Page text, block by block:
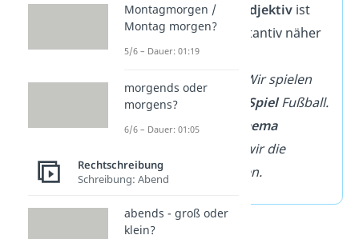
letztes“ ein
Adjektiv ist
und ein Substantiv näher
beschreibt.
➡️Beispiele:
Wir spielen
als nächstes SpielFußball.
Als letztes
Thema
besprechen wir die
Hausaufgaben.
Montagmorgen /
Montag morgen?
5/6 – Dauer: 01:19
morgends oder
morgens?
6/6 – Dauer: 01:05
Rechtschreibung
Schreibung: Abend
abends - groß oder
klein?